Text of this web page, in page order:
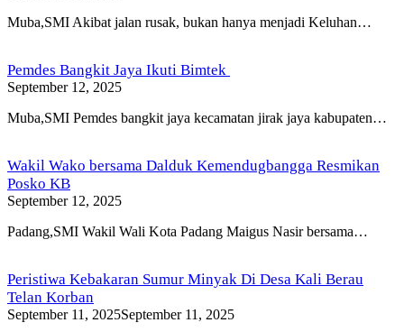
Muba,SMI Akibat jalan rusak, bukan hanya menjadi Keluhan…
Pemdes Bangkit Jaya Ikuti Bimtek
September 12, 2025
Muba,SMI Pemdes bangkit jaya kecamatan jirak jaya kabupaten…
Wakil Wako bersama Dalduk Kemendugbangga Resmikan
Posko KB
September 12, 2025
Padang,SMI Wakil Wali Kota Padang Maigus Nasir bersama…
Peristiwa Kebakaran Sumur Minyak Di Desa Kali Berau
Telan Korban
September 11, 2025September 11, 2025